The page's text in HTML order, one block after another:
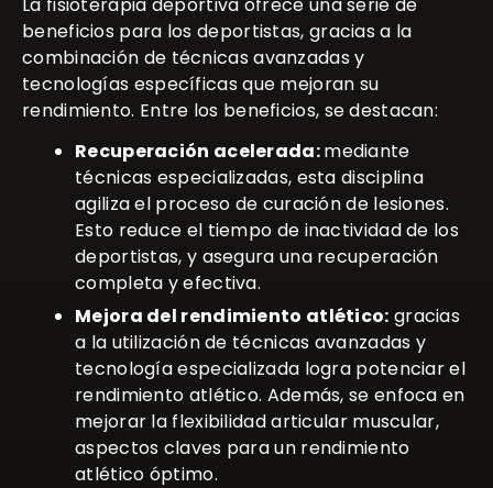
beneficios para los deportistas, gracias a la
combinación de técnicas avanzadas y
tecnologías específicas que mejoran su
rendimiento. Entre los beneficios, se destacan:
Recuperación acelerada:mediante
técnicas especializadas, esta disciplina
agiliza el proceso de curación de lesiones.
Esto reduce el tiempo de inactividad de los
deportistas, y asegura una recuperación
completa y efectiva.
Mejora del rendimiento atlético: gracias
a la utilización de técnicas avanzadas y
tecnología especializada logra potenciar el
rendimiento atlético. Además, se enfoca en
mejorar la flexibilidad articular muscular,
aspectos claves para un rendimiento
atlético óptimo.